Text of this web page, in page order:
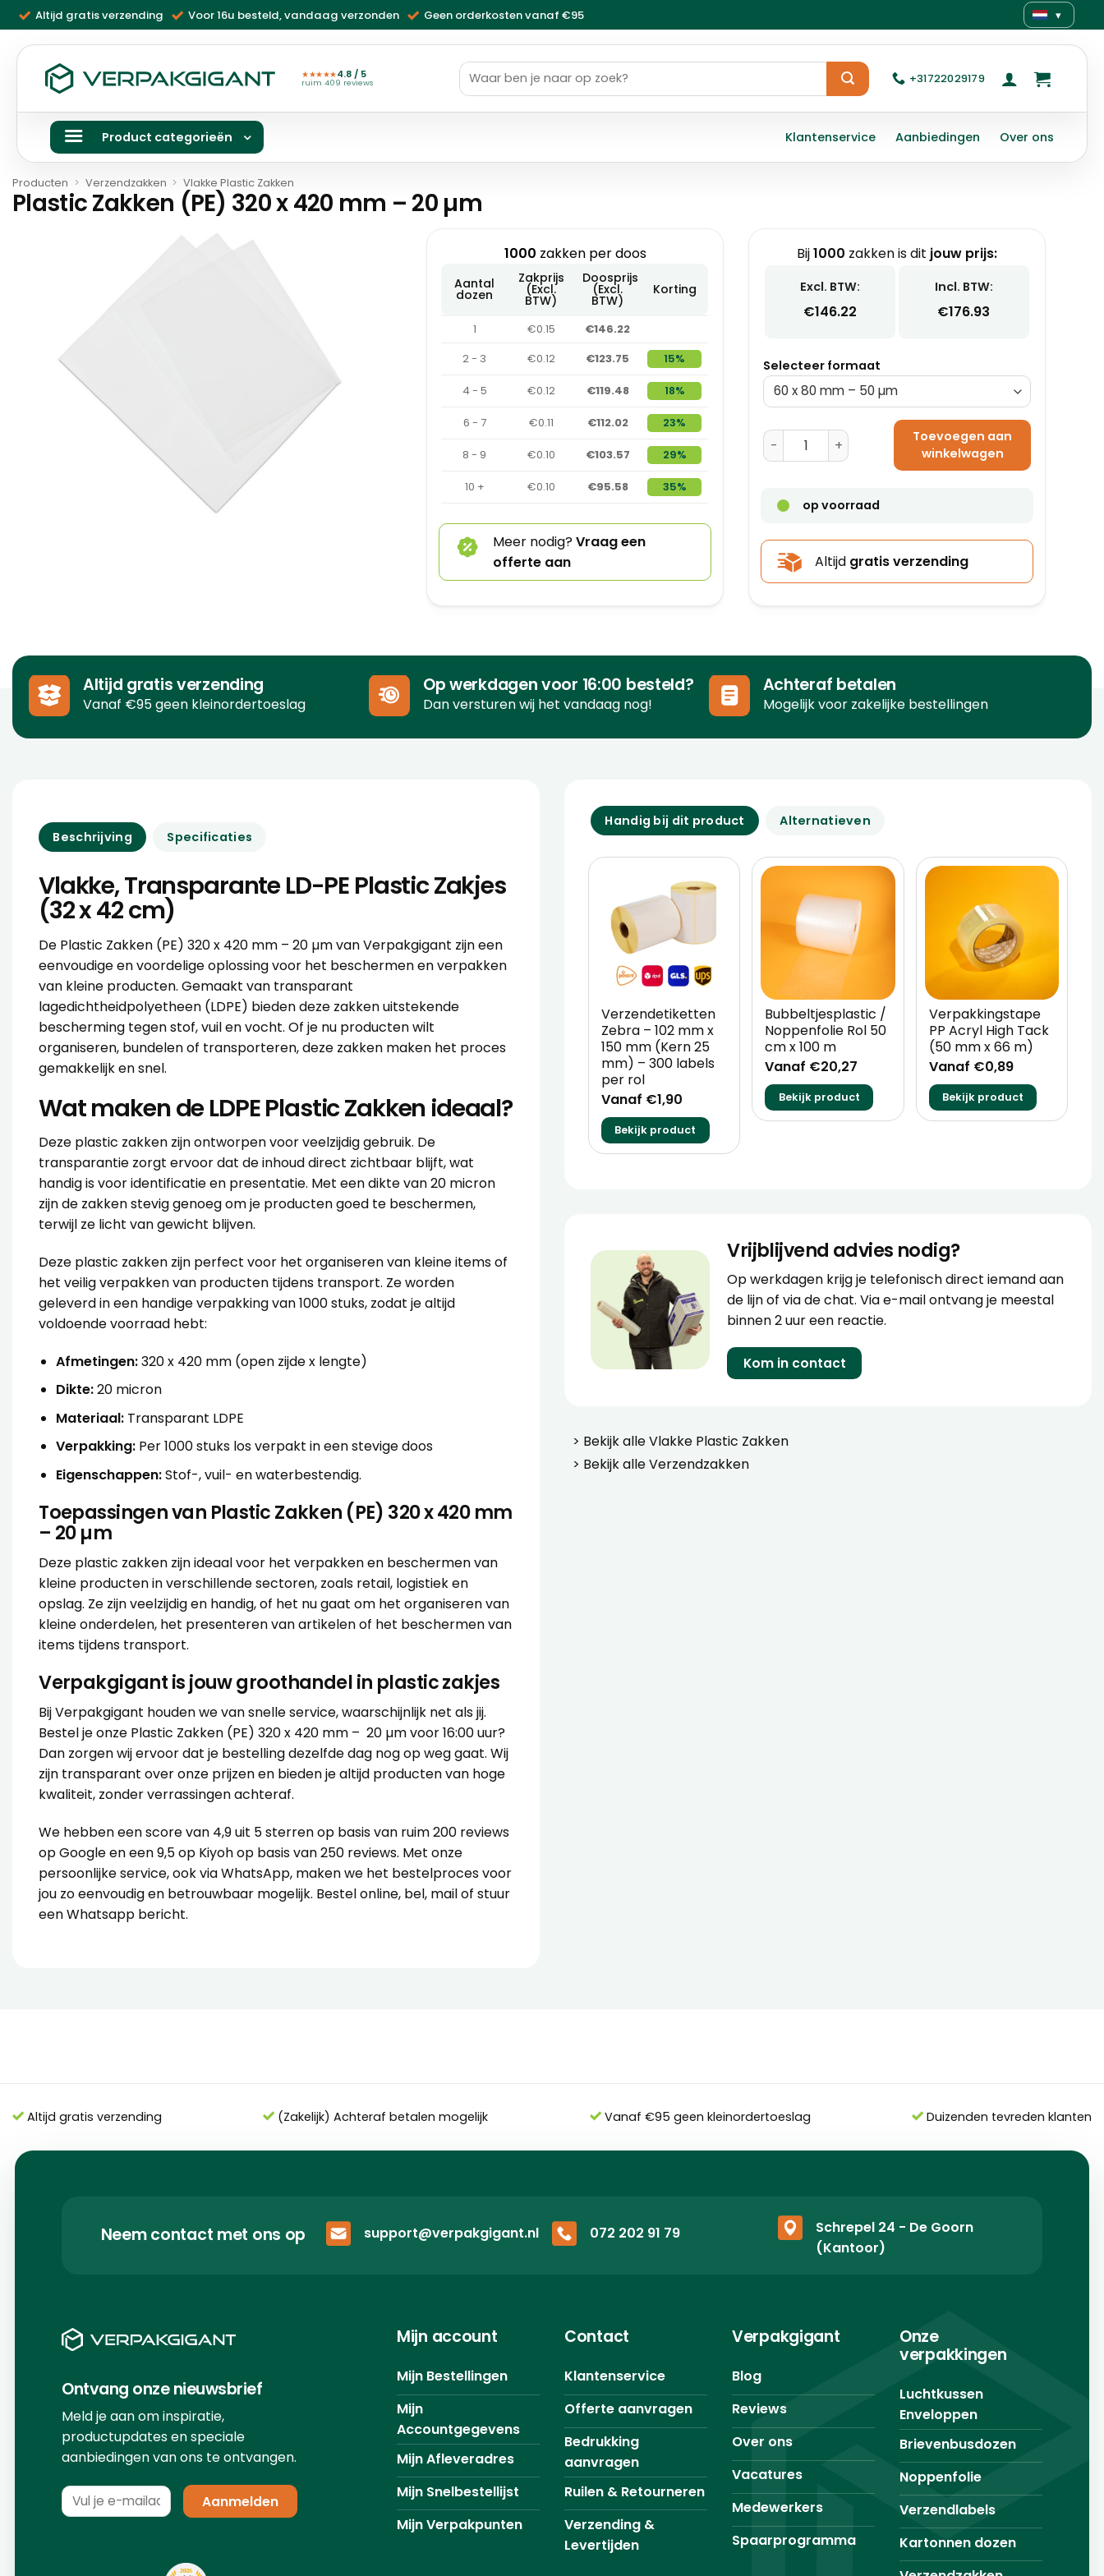
naar
inhoud
Altijd gratis verzending Voor 16u besteld, vandaag verzonden Geen orderkosten vanaf €95 ▾
★★★★★4.8 / 5
ruim 409 reviews
Zoeken
naar:
+31722029179
Product categorieën Klantenservice Aanbiedingen Over ons
Producten > Verzendzakken > Vlakke Plastic Zakken
Plastic Zakken (PE) 320 x 420 mm – 20 µm
1000 zakken per doos
Aantal
dozen
Zakprijs
(Excl.
BTW)
Doosprijs
(Excl.
BTW)
Korting
1 €0.15
€146.22
2 - 3
€0.12 €123.75 15%
4 - 5 €0.12 €119.48 18%
6 - 7 €0.11 €112.02 23%
8 - 9 €0.10 €103.57 29%
10 + €0.10 €95.58 35%
Meer nodig?Vraag een
offerte aan
Bij1000 zakken is dit jouw prijs:
Excl. BTW:
€146.22
Incl. BTW:
€176.93
Selecteer formaat
Plastic Zakken (PE) 320 x 420 mm - 20 µm aantal
Toevoegen aan
winkelwagen
op voorraad
Altijd gratis verzending
Altijd gratis verzending
Vanaf €95 geen kleinordertoeslag
Op werkdagen voor 16:00 besteld?
Dan versturen wij het vandaag nog!
Achteraf betalen
Mogelijk voor zakelijke bestellingen
Beschrijving Specificaties
Vlakke, Transparante LD-PE Plastic Zakjes
(32 x 42 cm)
De Plastic Zakken (PE) 320 x 420 mm – 20 µm van Verpakgigant zijn een
eenvoudige en voordelige oplossing voor het beschermen en verpakken
van kleine producten. Gemaakt van transparant
lagedichtheidpolyetheen (LDPE) bieden deze zakken uitstekende
bescherming tegen stof, vuil en vocht. Of je nu producten wilt
organiseren, bundelen of transporteren, deze zakken maken het proces
gemakkelijk en snel.
Wat maken de LDPE Plastic Zakken ideaal?
Deze plastic zakken zijn ontworpen voor veelzijdig gebruik. De
transparantie zorgt ervoor dat de inhoud direct zichtbaar blijft, wat
handig is voor identificatie en presentatie. Met een dikte van 20 micron
zijn de zakken stevig genoeg om je producten goed te beschermen,
terwijl ze licht van gewicht blijven.
Deze plastic zakken zijn perfect voor het organiseren van kleine items of
het veilig verpakken van producten tijdens transport. Ze worden
geleverd in een handige verpakking van 1000 stuks, zodat je altijd
voldoende voorraad hebt:
Afmetingen:320 x 420 mm (open zijde x lengte)
Dikte:20 micron
Materiaal:Transparant LDPE
Verpakking:Per 1000 stuks los verpakt in een stevige doos
Eigenschappen:Stof-, vuil- en waterbestendig.
Toepassingen van Plastic Zakken (PE) 320 x 420 mm
– 20 µm
Deze plastic zakken zijn ideaal voor het verpakken en beschermen van
kleine producten in verschillende sectoren, zoals retail, logistiek en
opslag. Ze zijn veelzijdig en handig, of het nu gaat om het organiseren van
kleine onderdelen, het presenteren van artikelen of het beschermen van
items tijdens transport.
Verpakgigant is jouw groothandel in plastic zakjes
Bij Verpakgigant houden we van snelle service, waarschijnlijk net als jij.
Bestel je onze Plastic Zakken (PE) 320 x 420 mm – 20 µm voor 16:00 uur?
Dan zorgen wij ervoor dat je bestelling dezelfde dag nog op weg gaat. Wij
zijn transparant over onze prijzen en bieden je altijd producten van hoge
kwaliteit, zonder verrassingen achteraf.
We hebben een score van 4,9 uit 5 sterren op basis van ruim 200 reviews
op Google en een 9,5 op Kiyoh op basis van 250 reviews. Met onze
persoonlijke service, ook via WhatsApp, maken we het bestelproces voor
jou zo eenvoudig en betrouwbaar mogelijk. Bestel online, bel, mail of stuur
een Whatsapp bericht.
Handig bij dit product Alternatieven
Verzendetiketten
Zebra – 102 mm x
150 mm (Kern 25
mm) – 300 labels
per rol
Vanaf €1,90
Bekijk product
Bubbeltjesplastic /
Noppenfolie Rol 50
cm x 100 m
Vanaf €20,27
Bekijk product
Verpakkingstape
PP Acryl High Tack
(50 mm x 66 m)
Vanaf €0,89
Bekijk product
Vrijblijvend advies nodig?
Op werkdagen krijg je telefonisch direct iemand aan
de lijn of via de chat. Via e-mail ontvang je meestal
binnen 2 uur een reactie.
Kom in contact
> Bekijk alleVlakke Plastic Zakken
> Bekijk alleVerzendzakken
Altijd gratis verzending (Zakelijk) Achteraf betalen mogelijk Vanaf €95 geen kleinordertoeslag Duizenden tevreden klanten
Neem contact met ons op support@verpakgigant.nl 072 202 91 79
Schrepel 24 - De Goorn
(Kantoor)
Ontvang onze nieuwsbrief
Meld je aan om inspiratie,
productupdates en speciale
aanbiedingen van ons te ontvangen.
Mijn account
Mijn Bestellingen
Mijn
Accountgegevens
Mijn Afleveradres
Mijn Snelbestellijst
Mijn Verpakpunten
Contact
Klantenservice
Offerte aanvragen
Bedrukking
aanvragen
Ruilen & Retourneren
Verzending &
Levertijden
Verpakgigant
Blog
Reviews
Over ons
Vacatures
Medewerkers
Spaarprogramma
Onze
verpakkingen
Luchtkussen
Enveloppen
Brievenbusdozen
Noppenfolie
Verzendlabels
Kartonnen dozen